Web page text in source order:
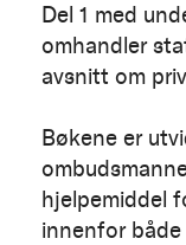
Del 1 med
omhandler
avsnitt om
Bøkene er
hjelpemiddel
innenfor